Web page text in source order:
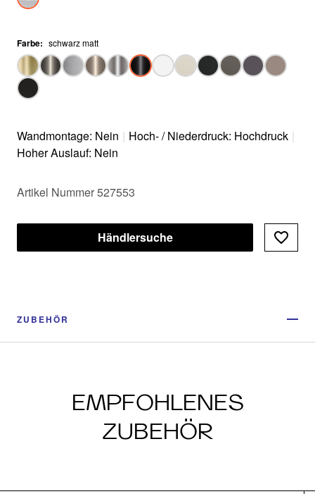
Farbe: schwarz matt
Wandmontage: Nein | Hoch- / Niederdruck: Hochdruck |
Hoher Auslauf: Nein
Artikel Nummer 527553
Händlersuche
ZUBEHÖR
EMPFOHLENES
ZUBEHÖR